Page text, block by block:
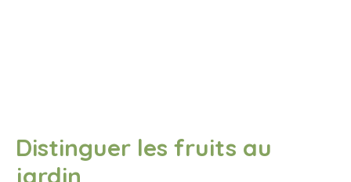
Distinguer les fruits au
jardin